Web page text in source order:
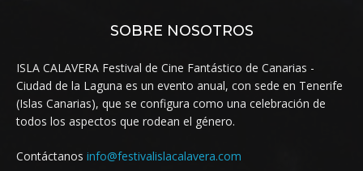
SOBRE NOSOTROS
ISLA CALAVERA Festival de Cine Fantástico de Canarias -
Ciudad de la Laguna es un evento anual, con sede en Tenerife
(Islas Canarias), que se configura como una celebración de
todos los aspectos que rodean el género.
Contáctanos info@festivalislacalavera.com